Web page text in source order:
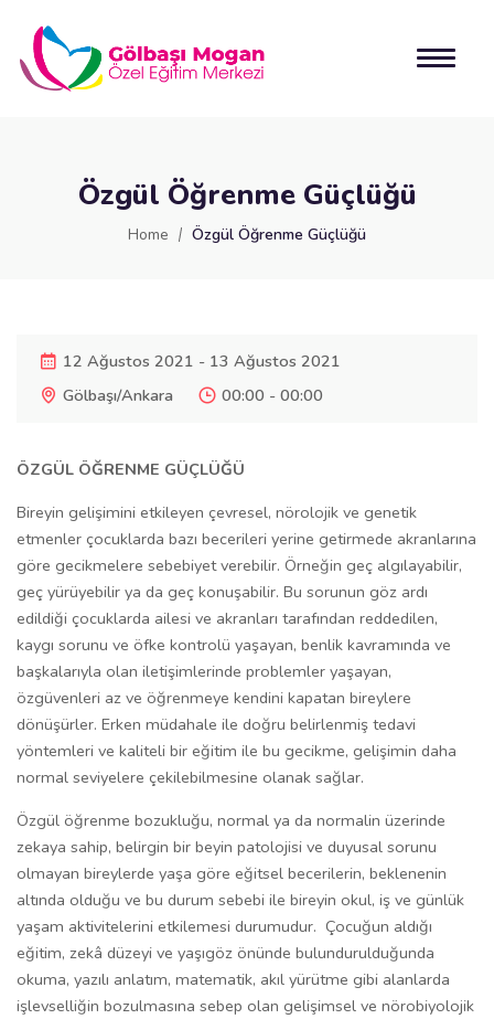
Özgül Öğrenme Güçlüğü
Home Özgül Öğrenme Güçlüğü
12 Ağustos 2021 - 13 Ağustos 2021
Gölbaşı/Ankara
00:00 - 00:00
ÖZGÜL ÖĞRENME GÜÇLÜĞÜ
Bireyin gelişimini etkileyen çevresel, nörolojik ve genetik
etmenler çocuklarda bazı becerileri yerine getirmede akranlarına
göre gecikmelere sebebiyet verebilir. Örneğin geç algılayabilir,
geç yürüyebilir ya da geç konuşabilir. Bu sorunun göz ardı
edildiği çocuklarda ailesi ve akranları tarafından reddedilen,
kaygı sorunu ve öfke kontrolü yaşayan, benlik kavramında ve
başkalarıyla olan iletişimlerinde problemler yaşayan,
özgüvenleri az ve öğrenmeye kendini kapatan bireylere
dönüşürler. Erken müdahale ile doğru belirlenmiş tedavi
yöntemleri ve kaliteli bir eğitim ile bu gecikme, gelişimin daha
normal seviyelere çekilebilmesine olanak sağlar.
Özgül öğrenme bozukluğu, normal ya da normalin üzerinde
zekaya sahip, belirgin bir beyin patolojisi ve duyusal sorunu
olmayan bireylerde yaşa göre eğitsel becerilerin, beklenenin
altında olduğu ve bu durum sebebi ile bireyin okul, iş ve günlük
yaşam aktivitelerini etkilemesi durumudur. Çocuğun aldığı
eğitim, zekâ düzeyi ve yaşıgöz önünde bulundurulduğunda
okuma, yazılı anlatım, matematik, akıl yürütme gibi alanlarda
işlevselliğin bozulmasına sebep olan gelişimsel ve nörobiyolojik